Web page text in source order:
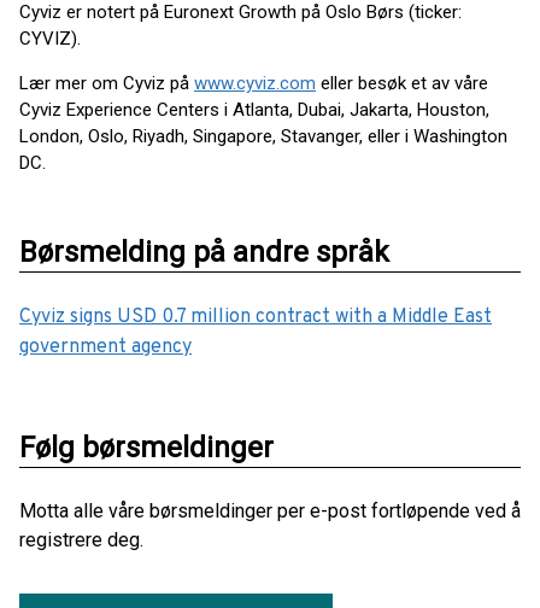
Cyviz er notert på Euronext Growth på Oslo Børs (ticker:
CYVIZ).
Lær mer om Cyviz på www.cyviz.com eller besøk et av våre
Cyviz Experience Centers i Atlanta, Dubai, Jakarta, Houston,
London, Oslo, Riyadh, Singapore, Stavanger, eller i Washington
DC.
Børsmelding på andre språk
Cyviz signs USD 0.7 million contract with a Middle East
government agency
Følg børsmeldinger
Motta alle våre børsmeldinger per e-post fortløpende ved å
registrere deg.